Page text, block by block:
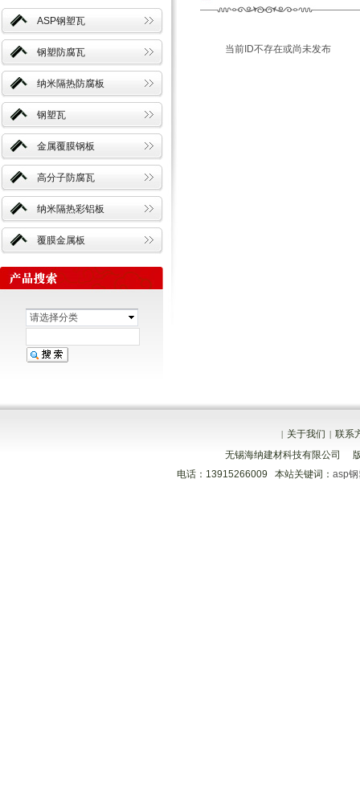
ASP钢塑瓦
钢塑防腐瓦
纳米隔热防腐板
钢塑瓦
金属覆膜钢板
高分子防腐瓦
纳米隔热彩铝板
覆膜金属板
请选择分类
当前ID不存在或尚未发布
| 关于我们 | 联系
无锡海纳建材科技有限公司
电话：13915266009 本站关键词： asp